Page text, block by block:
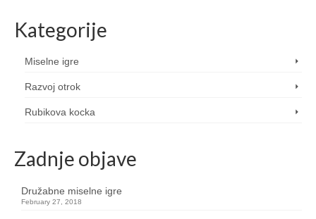
Kategorije
Miselne igre
Razvoj otrok
Rubikova kocka
Zadnje objave
Družabne miselne igre
February 27, 2018